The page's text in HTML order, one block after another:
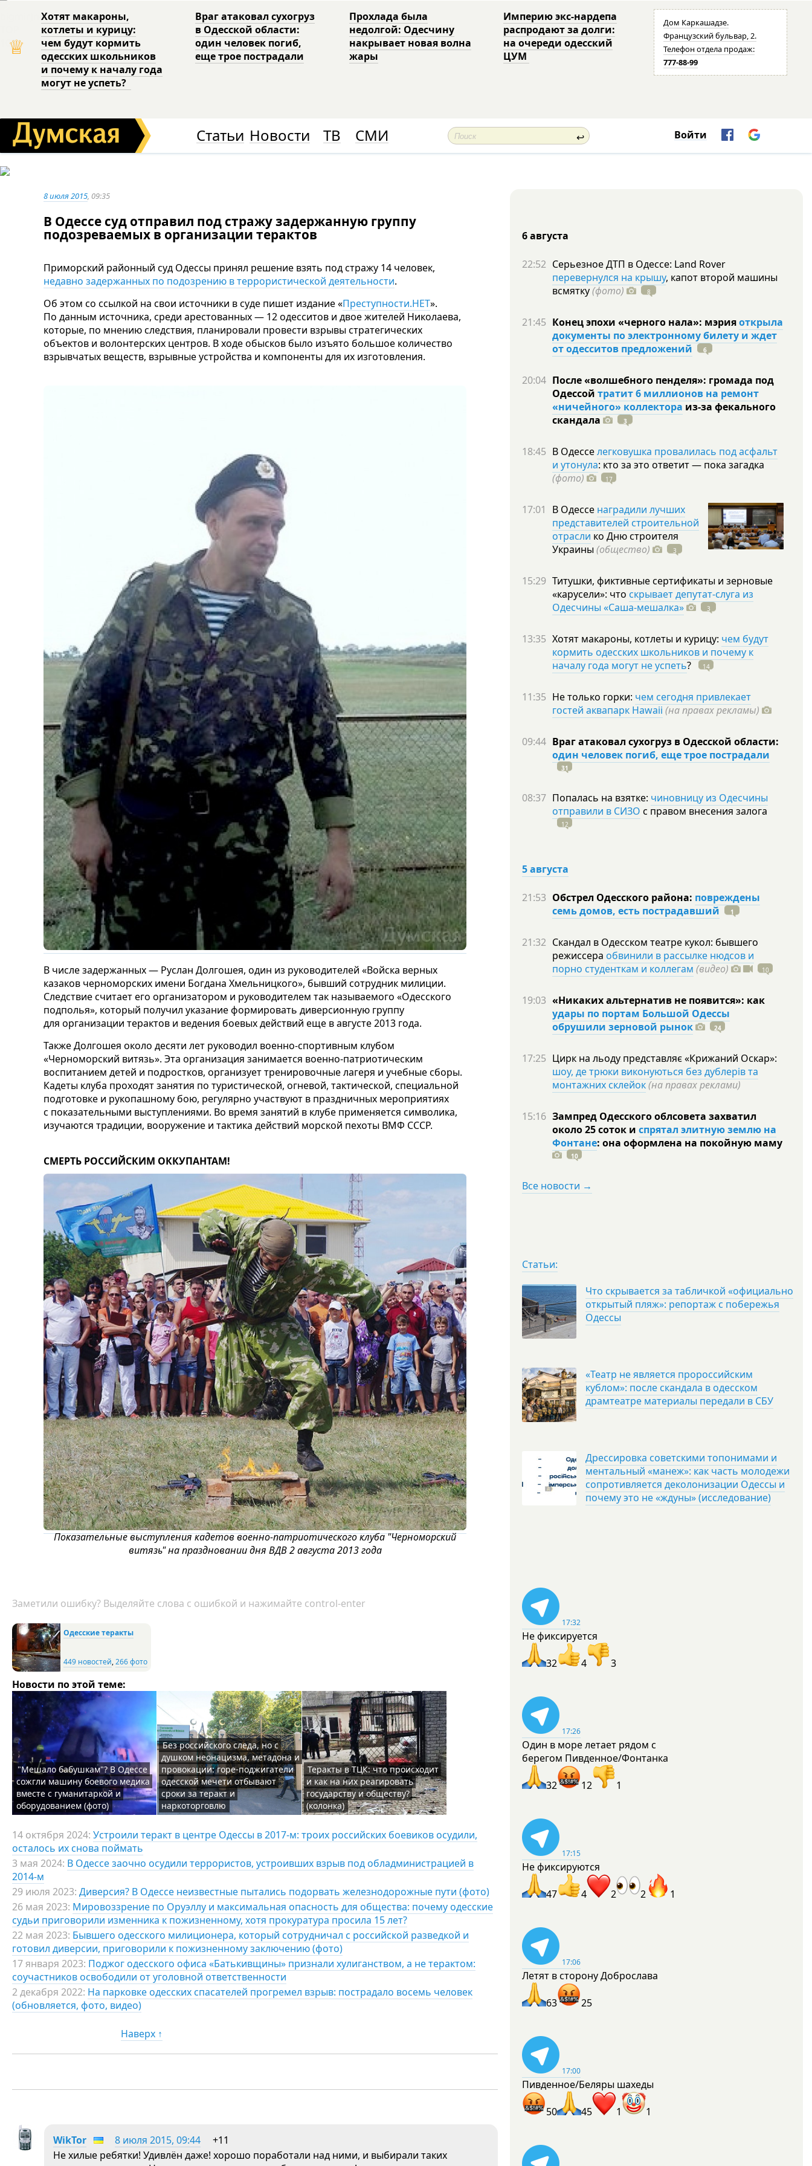
♕
Хотят макароны,
котлеты и курицу:
чем будут кормить
одесских школьников
и почему к началу года
могут не успеть?
Враг атаковал сухогруз
в Одесской области:
один человек погиб,
еще трое пострадали
Прохлада была
недолгой: Одесчину
накрывает новая волна
жары
Империю экс-нардепа
распродают за долги:
на очереди одесский
ЦУМ
Дом Каркашадзе.
Французский бульвар, 2.
Телефон отдела продаж:
777-88-99
Статьи Новости ТВ СМИ ↩ Войти
8 июля 2015, 09:35
В Одессе суд отправил под стражу задержанную группу
подозреваемых в организации терактов
Приморский районный суд Одессы принял решение взять под стражу 14 человек,
недавно задержанных по подозрению в террористической деятельности.
Об этом со ссылкой на свои источники в суде пишет издание «Преступности.НЕТ».
По данным источника, среди арестованных — 12 одесситов и двое жителей Николаева,
которые, по мнению следствия, планировали провести взрывы стратегических
объектов и волонтерских центров. В ходе обысков было изъято большое количество
взрывчатых веществ, взрывные устройства и компоненты для их изготовления.
В числе задержанных — Руслан Долгошея, один из руководителей «Войска верных
казаков черноморских имени Богдана Хмельницкого», бывший сотрудник милиции.
Следствие считает его организатором и руководителем так называемого «Одесского
подполья», который получил указание формировать диверсионную группу
для организации терактов и ведения боевых действий еще в августе 2013 года.
Также Долгошея около десяти лет руководил военно-спортивным клубом
«Черноморский витязь». Эта организация занимается военно-патриотическим
воспитанием детей и подростков, организует тренировочные лагеря и учебные сборы.
Кадеты клуба проходят занятия по туристической, огневой, тактической, специальной
подготовке и рукопашному бою, регулярно участвуют в праздничных мероприятиях
с показательными выступлениями. Во время занятий в клубе применяется символика,
изучаются традиции, вооружение и тактика действий морской пехоты ВМФ СССР.
СМЕРТЬ РОССИЙСКИМ ОККУПАНТАМ!
Показательные выступления кадетов военно-патриотического клуба "Черноморский
витязь" на праздновании дня ВДВ 2 августа 2013 года
Заметили ошибку? Выделяйте слова с ошибкой и нажимайте control-enter
Одесские теракты
449 новостей,266 фото
Новости по этой теме:
"Мешало бабушкам"? В Одессе
сожгли машину боевого медика
вместе с гуманитаркой и
оборудованием (фото)
Без российского следа, но с
душком неонацизма, метадона и
провокации: горе-поджигатели
одесской мечети отбывают
сроки за теракт и
наркоторговлю
Теракты в ТЦК: что происходит
и как на них реагировать
государству и обществу?
(колонка)
14 октября 2024: Устроили теракт в центре Одессы в 2017-м: троих российских боевиков осудили,
осталось их снова поймать
3 мая 2024: В Одессе заочно осудили террористов, устроивших взрыв под обладминистрацией в
2014-м
29 июля 2023: Диверсия? В Одессе неизвестные пытались подорвать железнодорожные пути (фото)
26 мая 2023: Мировоззрение по Оруэллу и максимальная опасность для общества: почему одесские
судьи приговорили изменника к пожизненному, хотя прокуратура просила 15 лет?
22 мая 2023: Бывшего одесского милиционера, который сотрудничал с российской разведкой и
готовил диверсии, приговорили к пожизненному заключению (фото)
17 января 2023: Поджог одесского офиса «Батькивщины» признали хулиганством, а не терактом:
соучастников освободили от уголовной ответственности
2 декабря 2022: На парковке одесских спасателей прогремел взрыв: пострадало восемь человек
(обновляется, фото, видео)
Наверх ↑
WikTor 8 июля 2015, 09:44
+11
Не хилые ребятки! Удивлён даже! хорошо поработали над ними, и выбирали таких
6 августа
22:52 Серьезное ДТП в Одессе: Land Rover
перевернулся на крышу, капот второй машины
всмятку(фото) 8
21:45 Конец эпохи «черного нала»: мэрияоткрыла
документы по электронному билету и ждет
от одесситов предложений
6
20:04 После «волшебного пенделя»: громада под
Одессой тратит 6 миллионов на ремонт
«ничейного» коллектора из-за фекального
скандала
3
18:45 В Одесселегковушка провалилась под асфальт
и утонула: кто за это ответит — пока загадка
(фото)
17
17:01 В Одессе наградили лучших
представителей строительной
отрасли ко Дню строителя
Украины (общество) 3
15:29 Титушки, фиктивные сертификаты и зерновые
«карусели»: что скрывает депутат-слуга из
Одесчины «Саша-мешалка»
3
13:35 Хотят макароны, котлеты и курицу: чем будут
кормить одесских школьников и почему к
началу года могут не успеть? 14
11:35 Не только горки: чем сегодня привлекает
гостей аквапарк Hawaii (на правах рекламы)
09:44 Враг атаковал сухогруз в Одесской области:
один человек погиб, еще трое пострадали
31
08:37 Попалась на взятке: чиновницу из Одесчины
отправили в СИЗО с правом внесения залога
12
5 августа
21:53 Обстрел Одесского района: повреждены
семь домов, есть пострадавший
1
21:32 Скандал в Одесском театре кукол: бывшего
режиссера обвинили в рассылке нюдсов и
порно студенткам и коллегам (видео) 10
19:03 «Никаких альтернатив не появится»: как
удары по портам Большой Одессы
обрушили зерновой рынок
24
17:25 Цирк на льоду представляє «Крижаний Оскар»:
шоу, де трюки виконуються без дублерів та
монтажних склейок(на правах реклами)
15:16 Зампред Одесского облсовета захватил
около 25 соток и спрятал элитную землю на
Фонтане: она оформлена на покойную маму
10
Все новости →
Статьи:
Что скрывается за табличкой «официально
открытый пляж»: репортаж с побережья
Одессы
«Театр не является пророссийским
кублом»: после скандала в одесском
драмтеатре материалы передали в СБУ
Дрессировка советскими топонимами и
ментальный «манеж»: как часть молодежи
сопротивляется деколонизации Одессы и
почему это не «ждуны» (исследование)
17:32
Не фиксируется
32 4 3
17:26
Один в море летает рядом с
берегом Пивденное/Фонтанка
32 12 1
17:15
Не фиксируются
47 4 2 2 1
17:06
Летят в сторону Доброслава
63 25
17:00
Пивденное/Беляры шахеды
50 45 1 1